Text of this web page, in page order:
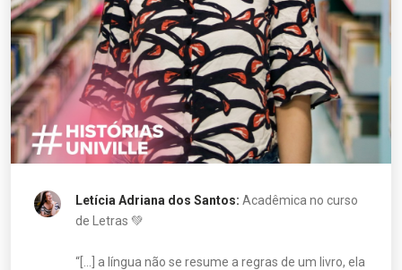
Letícia Adriana dos Santos: Acadêmica no curso
de Letras 💚
“[...] a língua não se resume a regras de um livro, ela